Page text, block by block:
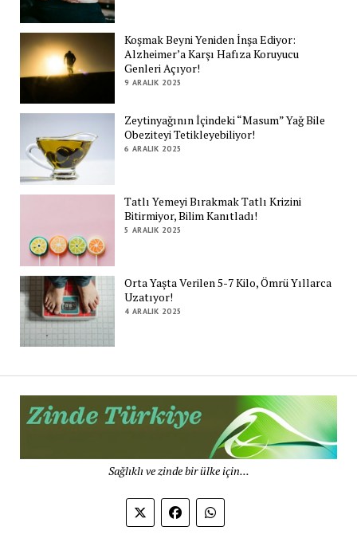
Koşmak Beyni Yeniden İnşa Ediyor:
Alzheimer’a Karşı Hafıza Koruyucu
Genleri Açıyor!
9 ARALIK 2025
Zeytinyağının İçindeki “Masum” Yağ Bile
Obeziteyi Tetikleyebiliyor!
6 ARALIK 2025
Tatlı Yemeyi Bırakmak Tatlı Krizini
Bitirmiyor, Bilim Kanıtladı!
5 ARALIK 2025
Orta Yaşta Verilen 5-7 Kilo, Ömrü Yıllarca
Uzatıyor!
4 ARALIK 2025
Sağlıklı ve zinde bir ülke için...